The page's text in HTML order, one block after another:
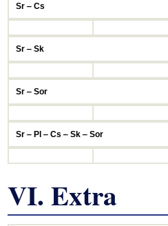
Sr ‒ Cs
Sr ‒ Sk
Sr ‒ Sor
Sr ‒ Pl ‒ Cs ‒ Sk ‒ Sor
VI. Extra